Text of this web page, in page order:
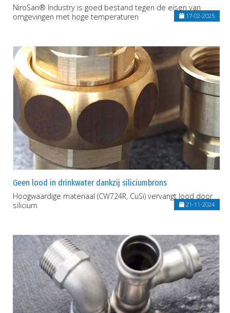
NiroSan® Industry is goed bestand tegen de eisen van
omgevingen met hoge temperaturen
17-02-2025
Geen lood in drinkwater dankzij siliciumbrons
Hoogwaardige materiaal (CW724R, CuSi) vervangt lood door
silicium
21-11-2024